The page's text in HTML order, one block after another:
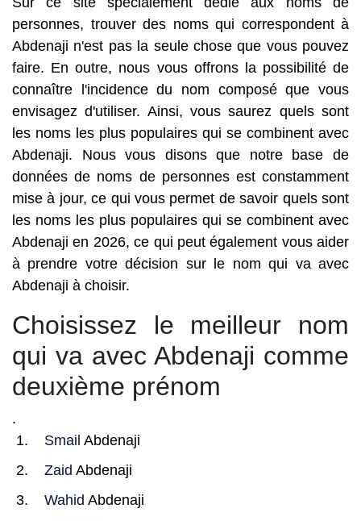
personnes, trouver des noms qui correspondent à
Abdenaji n'est pas la seule chose que vous pouvez
faire. En outre, nous vous offrons la possibilité de
connaître l'incidence du nom composé que vous
envisagez d'utiliser. Ainsi, vous saurez quels sont
les noms les plus populaires qui se combinent avec
Abdenaji. Nous vous disons que notre base de
données de noms de personnes est constamment
mise à jour, ce qui vous permet de savoir quels sont
les noms les plus populaires qui se combinent avec
Abdenaji en 2026, ce qui peut également vous aider
à prendre votre décision sur le nom qui va avec
Abdenaji à choisir.
Choisissez le meilleur nom
qui va avec Abdenaji comme
deuxième prénom
.
Smail Abdenaji
Zaid Abdenaji
Wahid Abdenaji